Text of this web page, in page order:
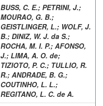
BUSS, C. E.; PETRINI, J.;
MOURAO, G. B.;
GEISTLINGER, L.; WOLF, J.
B.; DINIZ, W. J. da S.;
ROCHA, M. I. P.; AFONSO,
J.; LIMA, A. O. de;
TIZIOTO, P. C.; TULLIO, R.
R.; ANDRADE, B. G.;
COUTINHO, L. L.;
REGITANO, L. C. de A.